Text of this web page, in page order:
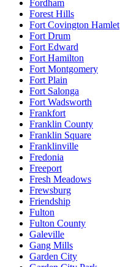
Fordham
Forest Hills
Fort Covington Hamlet
Fort Drum
Fort Edward
Fort Hamilton
Fort Montgomery
Fort Plain
Fort Salonga
Fort Wadsworth
Frankfort
Franklin County
Franklin Square
Franklinville
Fredonia
Freeport
Fresh Meadows
Frewsburg
Friendship
Fulton
Fulton County
Galeville
Gang Mills
Garden City